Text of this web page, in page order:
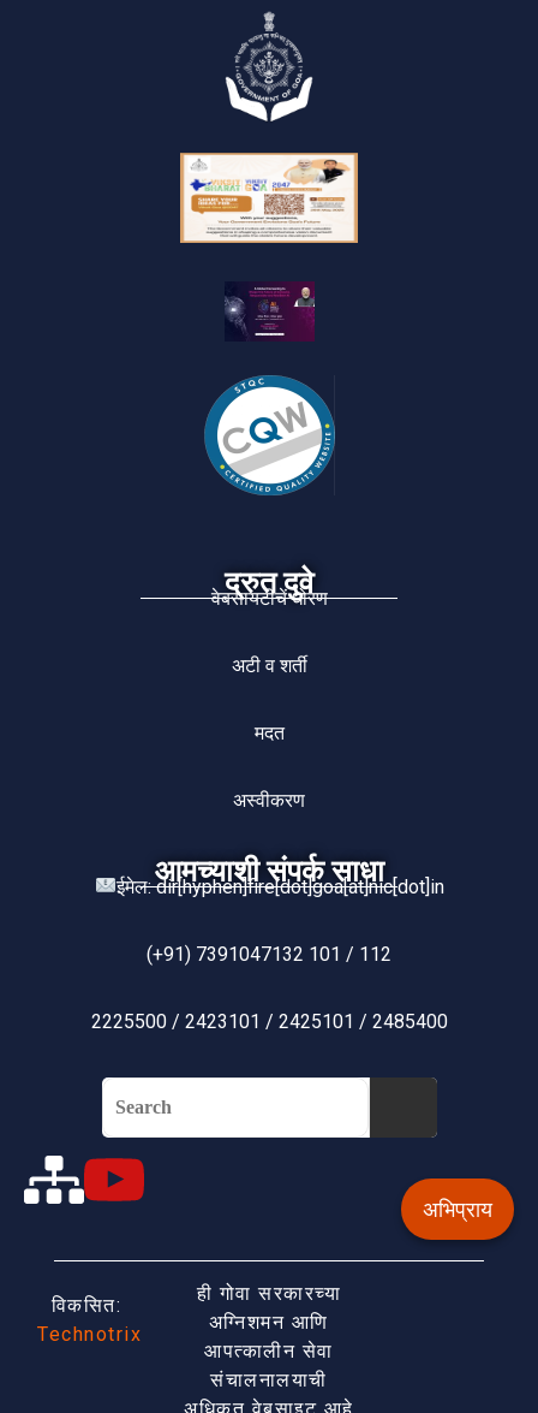
अभिप्राय
द्रुत दुवे
वेबसायटीचें धोरण
अटी व शर्ती
मदत
अस्वीकरण
आमच्याशी संपर्क साधा
ईमेल: dir[hyphen]fire[dot]goa[at]nic[dot]in
(+91) 7391047132 101 / 112
2225500 / 2423101 / 2425101 / 2485400
विकसित:
Technotrix
ही गोवा सरकारच्या
अग्निशमन आणि
आपत्कालीन सेवा
संचालनालयाची